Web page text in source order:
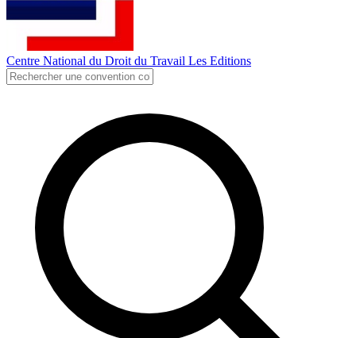
Centre National du Droit du Travail Les Editions